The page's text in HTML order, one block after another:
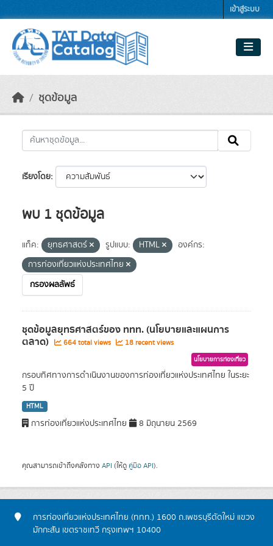
เข้าสู่ระบบ
ชุดข้อมูล
เรียงโดย
พบ 1 ชุดข้อมูล
แท็ค: ยุทธศาสตร์ รูปแบบ: HTML
องค์กร:
การท่องเที่ยวแห่งประเทศไทย
กรองผลลัพธ์
ชุดข้อมูลยุทธศาสตร์ของ ททท. (นโยบายและแผนการ
ตลาด) 664 total views 18 recent views
นโยบายการท่องเที่ยว
กรอบทิศทางการดำเนินงานของการท่องเที่ยวแห่งประเทศไทย ในระยะ
5 ปี
HTML
การท่องเที่ยวแห่งประเทศไทย 8 มิถุนายน 2569
คุณสามารถเข้าถึงคลังทาง API (ให้ดู คู่มือ API).
การท่องเที่ยวแห่งประเทศไทย (ททท.) 1600 ถ.เพชรบุรีตัดใหม่ แขวง
มักกะสัน เขตราชเทวี กรุงเทพฯ 10400